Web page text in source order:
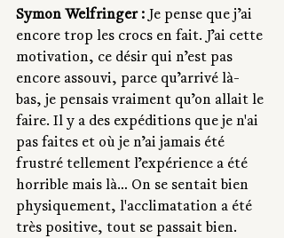
Symon Welfringer : Je pense que j’ai
encore trop les crocs en fait. J’ai cette
motivation, ce désir qui n’est pas
encore assouvi, parce qu’arrivé là-
bas, je pensais vraiment qu’on allait le
faire. Il y a des expéditions que je n'ai
pas faites et où je n’ai jamais été
frustré tellement l’expérience a été
horrible mais là… On se sentait bien
physiquement, l'acclimatation a été
très positive, tout se passait bien.